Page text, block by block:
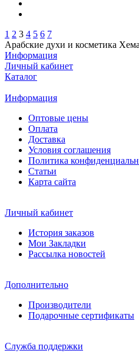
1 2 3 4 5 6 7
Арабские духи и косметика
Информация
Личный кабинет
Каталог
Информация
Оптовые цены
Оплата
Доставка
Условия соглашения
Политика
Статьи
Карта сайта
Личный кабинет
История заказов
Мои Закладки
Рассылка новостей
Дополнительно
Производители
Подарочные сертификаты
Служба поддержки